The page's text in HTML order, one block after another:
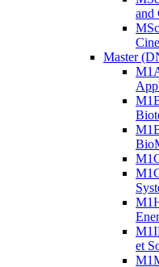
and
Master
et